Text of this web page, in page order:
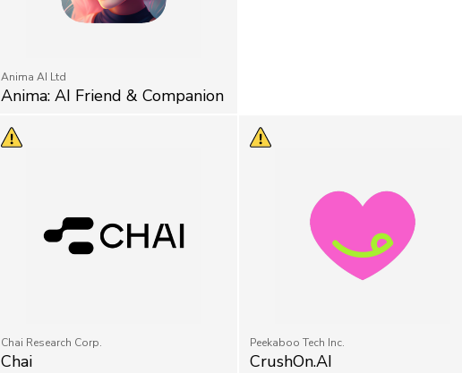
Anima AI Ltd
Anima: AI Friend & Companion
Chai Research Corp.
Chai
Peekaboo Tech Inc.
CrushOn.AI